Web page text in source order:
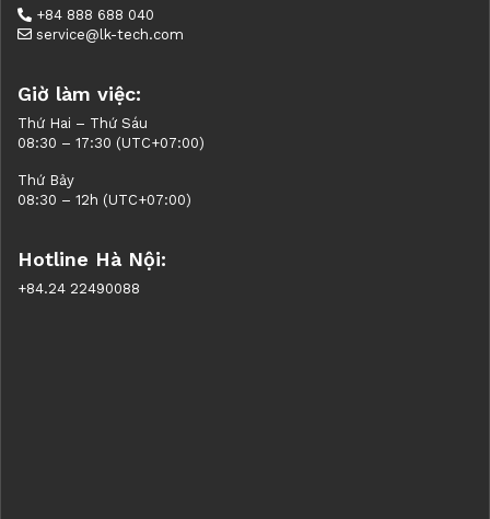
+84 888 688 040
service@lk-tech.com
Giờ làm việc:
Thứ Hai – Thứ Sáu
08:30 – 17:30 (UTC+07:00)
Thứ Bảy
08:30 – 12h (UTC+07:00)
Hotline Hà Nội:
+84.24 22490088